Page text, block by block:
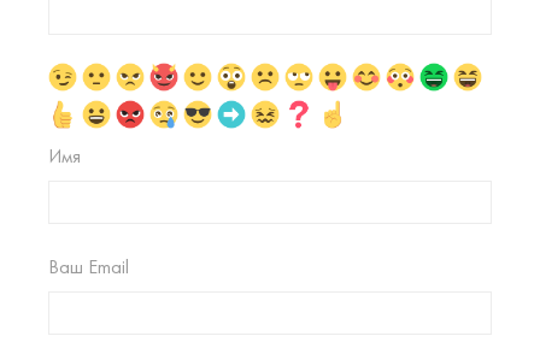
Имя
Ваш Email